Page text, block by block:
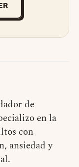
de
en la
con
ansiedad y